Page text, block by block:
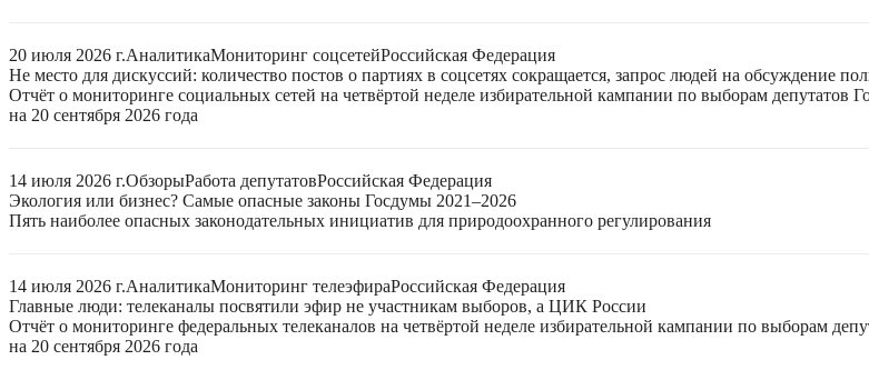
20 июля 2026 г.АналитикаМониторинг соцсетейРоссийская Федерация
Не место для дискуссий: количество постов о партиях в соцсетях сокращается, запрос людей на обсуждение
Отчёт о мониторинге социальных сетей на четвёртой неделе избирательной кампании по выборам
на 20 сентября 2026 года
14 июля 2026 г.ОбзорыРабота депутатовРоссийская Федерация
Экология или бизнес? Самые опасные законы Госдумы 2021–2026
Пять наиболее опасных законодательных инициатив для природоохранного регулирования
14 июля 2026 г.АналитикаМониторинг телеэфираРоссийская Федерация
Главные люди: телеканалы посвятили эфир не участникам выборов, а ЦИК России
Отчёт о мониторинге федеральных телеканалов на четвёртой неделе избирательной кампании по выборам
на 20 сентября 2026 года